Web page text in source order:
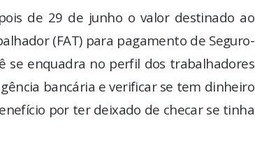
de 29 de junho o valor destinado ao
(FAT) para pagamento de Seguro-
se enquadra no perfil dos trabalhadores
bancária e verificar se tem dinheiro
por ter deixado de checar se tinha